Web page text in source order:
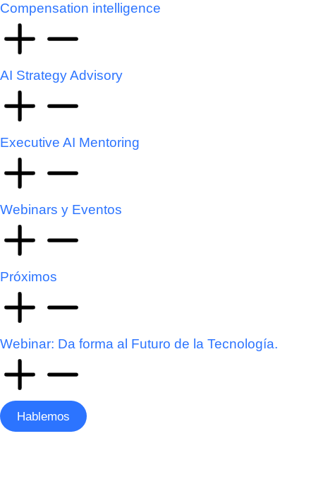
Compensation intelligence
AI Strategy Advisory
Executive AI Mentoring
Webinars y Eventos
Próximos
Webinar: Da forma al Futuro de la Tecnología.
Hablemos